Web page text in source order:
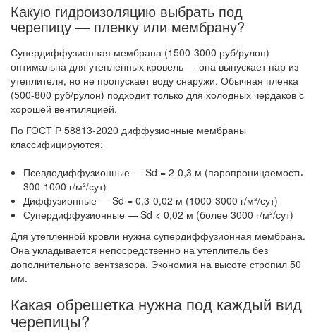
Какую гидроизоляцию выбрать под
черепицу — пленку или мембрану?
Супердиффузионная мембрана (1500-3000 руб/рулон)
оптимальна для утепленных кровель — она выпускает пар из
утеплителя, но не пропускает воду снаружи. Обычная пленка
(500-800 руб/рулон) подходит только для холодных чердаков с
хорошей вентиляцией.
По ГОСТ Р 58813-2020 диффузионные мембраны
классифицируются:
Псевдодиффузионные — Sd = 2-0,3 м (паропроницаемость
300-1000 г/м²/сут)
Диффузионные — Sd = 0,3-0,02 м (1000-3000 г/м²/сут)
Супердиффузионные — Sd < 0,02 м (более 3000 г/м²/сут)
Для утепленной кровли нужна супердиффузионная мембрана.
Она укладывается непосредственно на утеплитель без
дополнительного вентзазора. Экономия на высоте стропил 50
мм.
Какая обрешетка нужна под каждый вид
черепицы?